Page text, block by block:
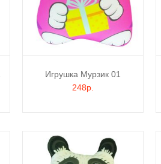
Игрушка Мурзик 01
248р.